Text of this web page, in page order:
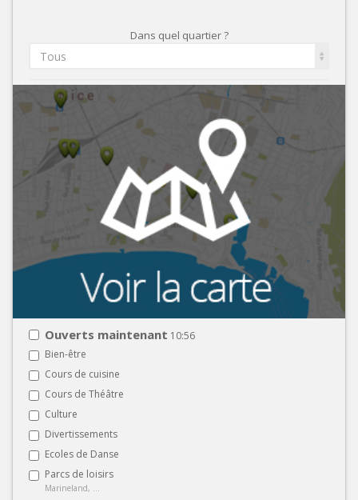
Dans quel quartier ?
Tous
Ouverts maintenant 10:56
Bien-être
Cours de cuisine
Cours de Théâtre
Culture
Divertissements
Ecoles de Danse
Parcs de loisirs
Marineland, ...